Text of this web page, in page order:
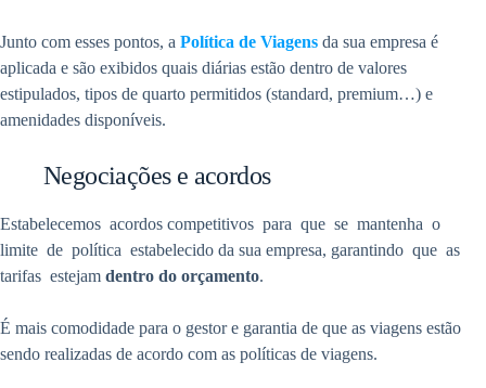
Junto com esses pontos, a Política de Viagens da sua empresa é
aplicada e são exibidos quais diárias estão dentro de valores
estipulados, tipos de quarto permitidos (standard, premium…) e
amenidades disponíveis.
Negociações e acordos
Estabelecemos acordos competitivos para que se mantenha o
limite de política estabelecido da sua empresa, garantindo que as
tarifas estejam dentro do orçamento.
É mais comodidade para o gestor e garantia de que as viagens estão
sendo realizadas de acordo com as políticas de viagens.